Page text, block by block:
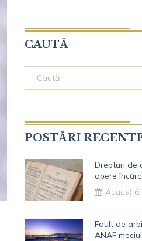
CAUTĂ
POSTĂRI
Drepturi de
opere
August
Fault de
ANAF